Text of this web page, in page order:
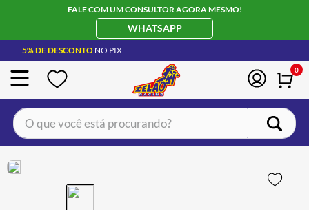
FALE COM UM CONSULTOR AGORA MESMO!
WHATSAPP
5% DE DESCONTO NO PIX
0
O que você está procurando?
BOTA